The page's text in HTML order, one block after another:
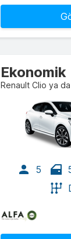
Ekonomik
Renault Clio ya
5